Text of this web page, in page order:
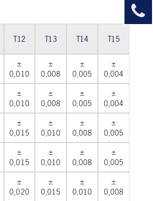
T12 T13 T14 T15
±
0,010
±
0,008
±
0,005
±
0,004
±
0,010
±
0,008
±
0,005
±
0,004
±
0,015
±
0,010
±
0,008
±
0,005
±
0,015
±
0,010
±
0,008
±
0,005
±
0,020
±
0,015
±
0,010
±
0,008